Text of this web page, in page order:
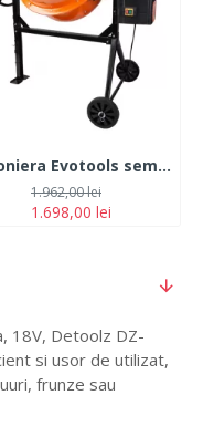
Betoniera Evotools semi-profesionala, 800 W, 200l, 32 RPM, corona fonta
1.698,00 lei
1.962,00 lei
18V, Detoolz DZ-
si usor de utilizat,
frunze sau